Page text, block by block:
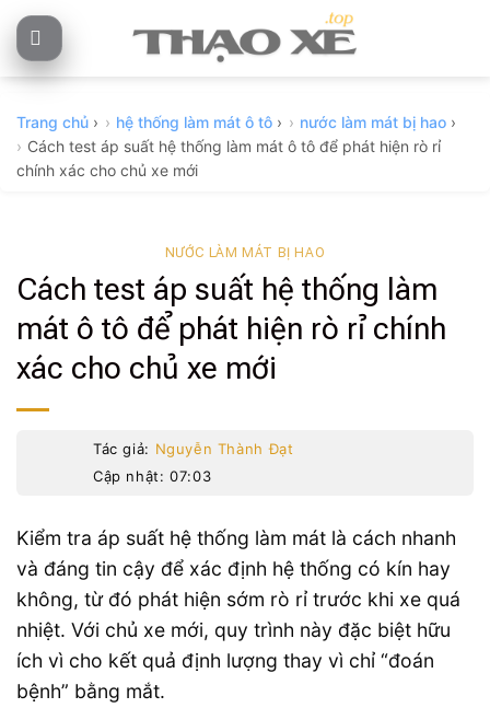
Skip
to
Trang chủ › hệ thống làm mát ô tô › nước làm mát bị hao ›
Cách test áp suất hệ thống làm mát ô tô để phát hiện rò rỉ
chính xác cho chủ xe mới
NƯỚC LÀM MÁT BỊ HAO
Cách test áp suất hệ thống làm
mát ô tô để phát hiện rò rỉ chính
xác cho chủ xe mới
Tác giả: Nguyễn Thành Đạt
Cập nhật: 07:03
Kiểm tra áp suất hệ thống làm mát là cách nhanh
và đáng tin cậy để xác định hệ thống có kín hay
không, từ đó phát hiện sớm rò rỉ trước khi xe quá
nhiệt. Với chủ xe mới, quy trình này đặc biệt hữu
ích vì cho kết quả định lượng thay vì chỉ “đoán
bệnh” bằng mắt.